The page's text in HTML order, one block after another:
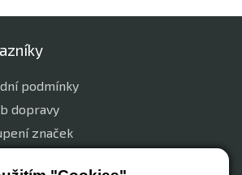
podmínky
dopravy
značek